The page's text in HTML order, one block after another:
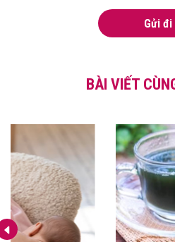
Gửi đi
BÀI VIẾT